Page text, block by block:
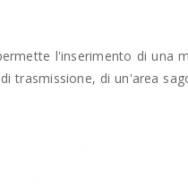
l'inserimento di una
trasmissione, di un'area